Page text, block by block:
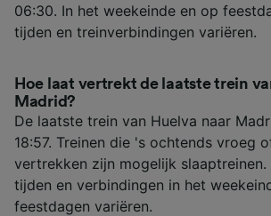
06:30. In het weekeinde en op
tijden en treinverbindingen variëren.
Hoe laat vertrekt de laatste trein
Madrid?
De laatste trein van Huelva naar
18:57. Treinen die 's ochtends vroeg
vertrekken zijn mogelijk slaaptreinen.
tijden en verbindingen in het
feestdagen variëren.